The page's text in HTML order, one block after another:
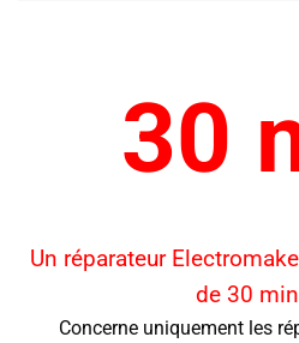
30
Un réparateur
de 30
Concerne uniquement les